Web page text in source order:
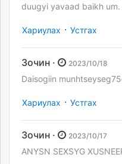
duugyi yavaad baikh
Хариулах · Устгах
Зочин · 2023/10/18
Daisogiin
Хариулах · Устгах
Зочин · 2023/10/17
ANYSN SEXSYG